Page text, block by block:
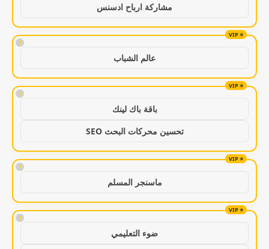
مشاركة ارباح ادسنس
!
عالم الشباب
!
باقة باك لينك
تحسين محركات البحث SEO
!
ماسنجر المسلم
!
ضوء التعليمي